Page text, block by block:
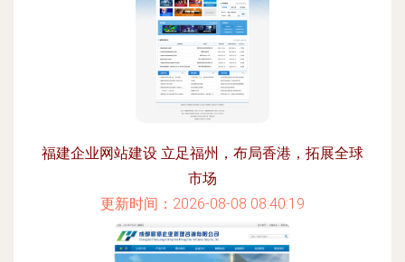
福建企业网站建设 立足福州，布局香港，拓展全球
市场
更新时间：2026-08-08 08:40:19